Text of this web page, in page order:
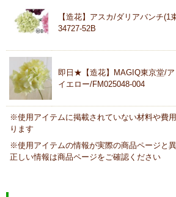
【造花】アスカ/ダリアバンチ
34727-52B
即日★【造花】MAGIQ東京堂/
イエロー/FM025048-004
※使用アイテムに掲載されていない材料や費
ります
※使用アイテムの情報が実際の商品ページと
正しい情報は商品ページをご確認ください